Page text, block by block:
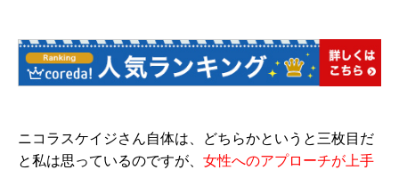
ニコラスケイジさん自体は、どちらかというと三枚目だ
と私は思っているのですが、 女性へのアプローチが上手